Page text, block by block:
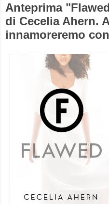
Anteprima
di Cecelia Ahern.
innamoreremo